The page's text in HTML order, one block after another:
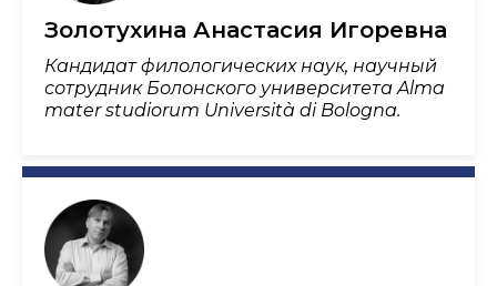
Золотухина Анастасия Игоревна
Кандидат филологических наук, научный
сотрудник Болонского университета Alma
mater studiorum Università di Bologna.